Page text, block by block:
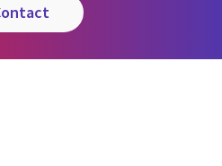
contact